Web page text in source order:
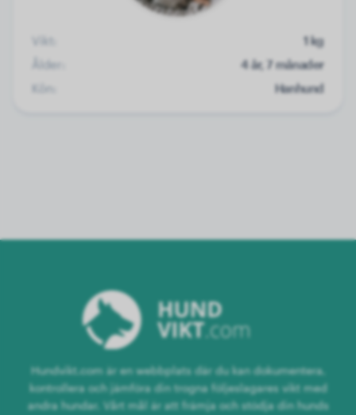
Vikt:
1 kg
Ålder:
4 år, 7 månader
Kön:
Hanhund
Hundvikt.com är en webbplats där du kan dokumentera,
kontrollera och jämföra din trogna följeslagares vikt med
andra hundar. Vårt mål är att främja och stödja din hunds